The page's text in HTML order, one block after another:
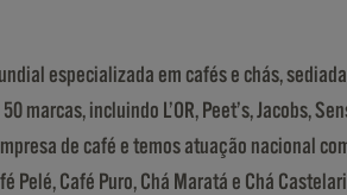
especializada em cafés e chás,
marcas, incluindo L’OR, Peet’s, Jacobs,
de café e temos atuação nacional
Pelé, Café Puro, Chá Maratá e Chá